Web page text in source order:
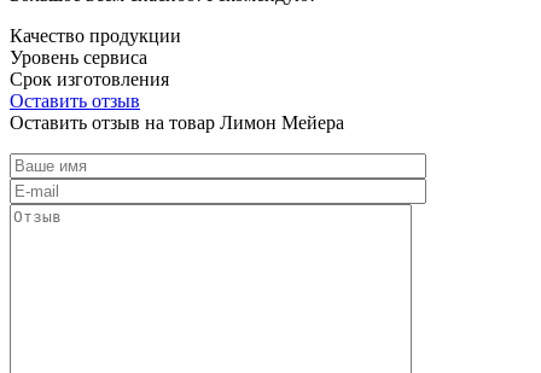
Качество продукции
Уровень сервиса
Срок изготовления
Оставить отзыв
Оставить отзыв на товар Лимон Мейера